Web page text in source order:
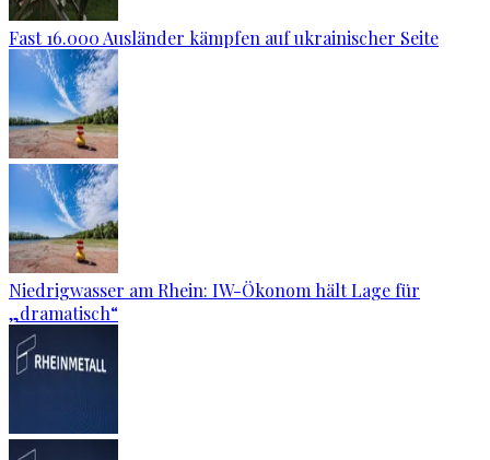
Fast 16.000 Ausländer kämpfen auf ukrainischer Seite
Niedrigwasser am Rhein: IW-Ökonom hält Lage für
„dramatisch“